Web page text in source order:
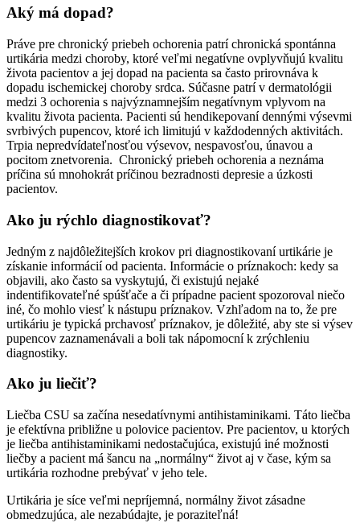
Aký má dopad?
Práve pre chronický priebeh ochorenia patrí chronická spontánna
urtikária medzi choroby, ktoré veľmi negatívne ovplyvňujú kvalitu
života pacientov a jej dopad na pacienta sa často prirovnáva k
dopadu ischemickej choroby srdca. Súčasne patrí v dermatológii
medzi 3 ochorenia s najvýznamnejším negatívnym vplyvom na
kvalitu života pacienta. Pacienti sú hendikepovaní dennými výsevmi
svrbivých pupencov, ktoré ich limitujú v každodenných aktivitách.
Trpia nepredvídateľnosťou výsevov, nespavosťou, únavou a
pocitom znetvorenia. Chronický priebeh ochorenia a neznáma
príčina sú mnohokrát príčinou bezradnosti depresie a úzkosti
pacientov.
Ako ju rýchlo diagnostikovať?
Jedným z najdôležitejších krokov pri diagnostikovaní urtikárie je
získanie informácií od pacienta. Informácie o príznakoch: kedy sa
objavili, ako často sa vyskytujú, či existujú nejaké
indentifikovateľné spúšťače a či prípadne pacient spozoroval niečo
iné, čo mohlo viesť k nástupu príznakov. Vzhľadom na to, že pre
urtikáriu je typická prchavosť príznakov, je dôležité, aby ste si výsev
pupencov zaznamenávali a boli tak nápomocní k zrýchleniu
diagnostiky.
Ako ju liečiť?
Liečba CSU sa začína nesedatívnymi antihistaminikami. Táto liečba
je efektívna približne u polovice pacientov. Pre pacientov, u ktorých
je liečba antihistaminikami nedostačujúca, existujú iné možnosti
liečby a pacient má šancu na „normálny“ život aj v čase, kým sa
urtikária rozhodne prebývať v jeho tele.
Urtikária je síce veľmi nepríjemná, normálny život zásadne
obmedzujúca, ale nezabúdajte, je poraziteľná!